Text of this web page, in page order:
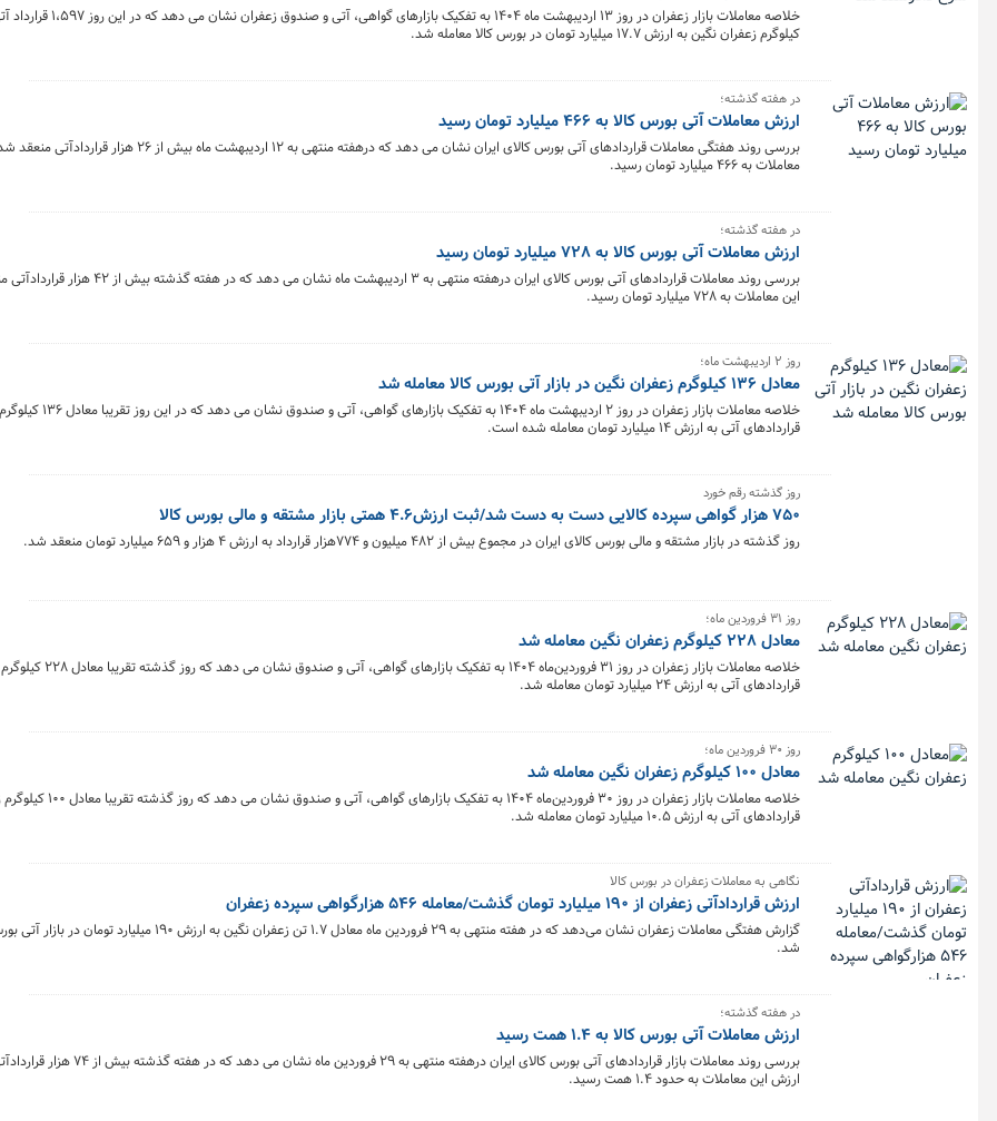
کیلوگرم زعفران نگین به ارزش ۱۷.۷ میلیارد تومان در بورس کالا معامله شد.
در هفته گذشته؛
ارزش معاملات آتی بورس کالا به ۴۶۶ میلیارد تومان رسید
بررسی روند هفتگی معاملات قراردادهای آتی بورس کالای ایران نشان می دهد که درهفته منتهی به ۱۲
معاملات به ۴۶۶ میلیارد تومان رسید.
در هفته گذشته؛
ارزش معاملات آتی بورس کالا به ۷۲۸ میلیارد تومان رسید
بررسی روند معاملات قراردادهای آتی بورس کالای ایران درهفته منتهی به ۳
این معاملات به ۷۲۸ میلیارد تومان رسید.
روز ۲ اردیبهشت ماه؛
معادل ۱۳۶ کیلوگرم زعفران نگین در بازار آتی بورس کالا معامله شد
خلاصه معاملات بازار زعفران در روز ۲
قراردادهای آتی به ارزش ۱۴ میلیارد تومان معامله شده است.
روز گذشته رقم خورد
۷۵۰ هزار گواهی سپرده کالایی دست به دست شد/ثبت ارزش۴.۶ همتی بازار مشتقه و مالی بورس کالا
روز گذشته در بازار مشتقه و مالی بورس کالای ایران در مجموع بیش از ۴۸۲ میلیون و ۷۷۴هزار قرارداد به ارزش ۴ هزار و ۶۵۹ میلیارد تومان منعقد شد.
روز ۳۱ فروردین ماه؛
معادل ۲۲۸ کیلوگرم زعفران نگین معامله شد
خلاصه معاملات بازار زعفران در روز ۳۱
قراردادهای آتی به ارزش ۲۴ میلیارد تومان معامله شد.
روز ۳۰ فروردین ماه؛
معادل ۱۰۰ کیلوگرم زعفران نگین معامله شد
خلاصه معاملات بازار زعفران در روز ۳۰ فروردین‌ماه
قراردادهای آتی به ارزش ۱۰.۵ میلیارد تومان معامله شد.
نگاهی به معاملات زعفران در بورس کالا
ارزش قراردادآتی زعفران از ۱۹۰ میلیارد تومان گذشت/معامله ۵۴۶ هزارگواهی سپرده زعفران
گزارش هفتگی معاملات زعفران نشان می‌دهد که در هفته منتهی به ۲۹ فروردین ماه معادل ۱.۷ تن زعفران
شد.
در هفته گذشته؛
ارزش معاملات آتی بورس کالا به ۱.۴ همت رسید
بررسی روند معاملات بازار قراردادهای آتی بورس کالای ایران درهفته
ارزش این معاملات به حدود ۱.۴ همت رسید.